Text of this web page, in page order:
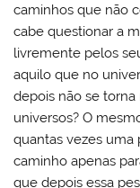
caminhos que não
cabe questionar a
livremente pelos
aquilo que no
depois não se
universos? O
quantas vezes uma
caminho apenas
que depois essa